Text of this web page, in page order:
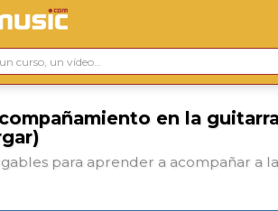
en la
para aprender a acompañar a la